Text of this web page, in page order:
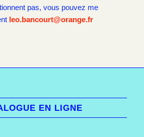
pas, vous pouvez me
leo.bancourt@orange.fr
EN LIGNE